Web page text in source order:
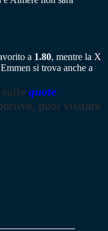
a 1.80, mentre la X
si trova anche a
quote
puoi visitare